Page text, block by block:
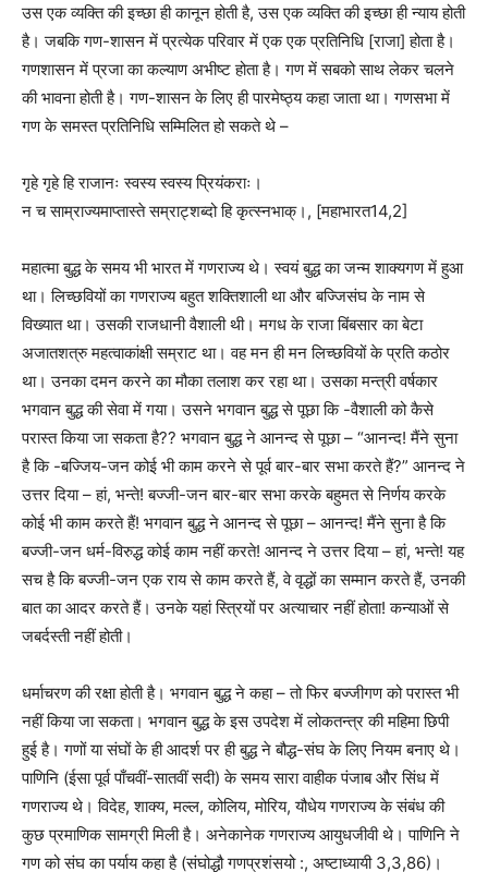
उस एक व्यक्ति की इच्छा ही कानून होती है, उस एक व्यक्ति की इच्छा ही न्याय होती
है। जबकि गण-शासन में प्रत्येक परिवार में एक एक प्रतिनिधि [राजा] होता है।
गणशासन में प्रजा का कल्याण अभीष्ट होता है। गण में सबको साथ लेकर चलने
की भावना होती है। गण-शासन के लिए ही पारमेष्ठ्य कहा जाता था। गणसभा में
गण के समस्त प्रतिनिधि सम्मिलित हो सकते थे –
गृहे गृहे हि राजानः स्वस्य स्वस्य प्रियंकराः।
न च साम्राज्यमाप्तास्ते सम्राट्शब्दो हि कृत्स्नभाक्।, [महाभारत14,2]
महात्मा बुद्ध के समय भी भारत में गणराज्य थे। स्वयं बुद्ध का जन्म शाक्यगण में हुआ
था। लिच्छवियों का गणराज्य बहुत शक्तिशाली था और बज्जिसंघ के नाम से
विख्यात था। उसकी राजधानी वैशाली थी। मगध के राजा बिंबसार का बेटा
अजातशत्रु महत्वाकांक्षी सम्राट था। वह मन ही मन लिच्छवियों के प्रति कठोर
था। उनका दमन करने का मौका तलाश कर रहा था। उसका मन्त्री वर्षकार
भगवान बुद्ध की सेवा में गया। उसने भगवान बुद्ध से पूछा कि -वैशाली को कैसे
परास्त किया जा सकता है?? भगवान बुद्ध ने आनन्द से पूछा – “आनन्द! मैंने सुना
है कि -बज्जिय-जन कोई भी काम करने से पूर्व बार-बार सभा करते हैं?” आनन्द ने
उत्तर दिया – हां, भन्ते! बज्जी-जन बार-बार सभा करके बहुमत से निर्णय करके
कोई भी काम करते हैं! भगवान बुद्ध ने आनन्द से पूछा – आनन्द! मैंने सुना है कि
बज्जी-जन धर्म-विरुद्ध कोई काम नहीं करते! आनन्द ने उत्तर दिया – हां, भन्ते! यह
सच है कि बज्जी-जन एक राय से काम करते हैं, वे वृद्धों का सम्मान करते हैं, उनकी
बात का आदर करते हैं। उनके यहां स्त्रियों पर अत्याचार नहीं होता! कन्याओं से
जबर्दस्ती नहीं होती।
धर्माचरण की रक्षा होती है। भगवान बुद्ध ने कहा – तो फिर बज्जीगण को परास्त भी
नहीं किया जा सकता। भगवान बुद्ध के इस उपदेश में लोकतन्त्र की महिमा छिपी
हुई है। गणों या संघों के ही आदर्श पर ही बुद्ध ने बौद्ध-संघ के लिए नियम बनाए थे।
पाणिनि (ईसा पूर्व पाँचवीं-सातवीं सदी) के समय सारा वाहीक पंजाब और सिंध में
गणराज्य थे। विदेह, शाक्य, मल्ल, कोलिय, मोरिय, यौधेय गणराज्य के संबंध की
कुछ प्रमाणिक सामग्री मिली है। अनेकानेक गणराज्य आयुधजीवी थे। पाणिनि ने
गण को संघ का पर्याय कहा है (संघोद्धौ गणप्रशंसयो :, अष्टाध्यायी 3,3,86)।